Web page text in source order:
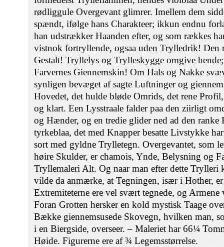
rødliggule Overgevant glimrer. Imellem dem
spændt, ifølge hans Charakteer; ikkun endnu
han udstrækker Haanden efter, og som rækkes
vistnok fortryllende, ogsaa uden Trylledrik! Den
Gestalt! Tryllelys og Trylleskygge omgive
Farvernes Giennemskin! Om Hals og Nakke
synligen bevæget af sagte Luftninger og
Hovedet, det hulde bløde Omrids, det rene
og klart. Een Lysstraale falder paa den ziirligt
og Hænder, og en tredie glider ned ad den ranke
tyrkeblaa, det med Knapper besatte Livstykke
sort med gyldne Trylletegn. Overgevantet, som
høire Skulder, er chamois, Ynde, Belysning og
Tryllemaleri Alt. Og naar man efter dette Trylleri
vilde da anmærke, at Tegningen, især i Hother,
Extremiteterne ere vel svært tegnede, og Armene
Foran Grotten hersker en kold mystisk Taage
Bække giennemsusede Skovegn, hvilken man,
i en Biergside, overseer. – Maleriet har 66¼
Høide. Figurerne ere af ¾ Legemsstørrelse.